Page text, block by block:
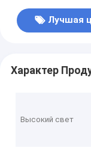
Лучшая
Характер
Высокий свет